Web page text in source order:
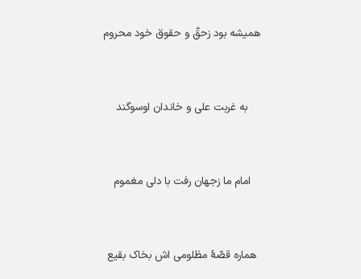
همیشه بود زحقّ و حقوق خود محروم
به غربت علی و خاندان اوسوگند
امام ما زجهان رفت با دلی مغموم
هماره قصّۀ مظلومی اش بخاک بقیع